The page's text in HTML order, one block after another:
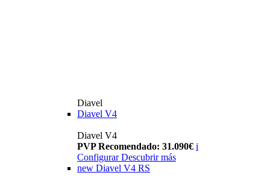
Diavel
Diavel V4
Diavel V4
PVP Recomendado: 31.090€ i
Configurar Descubrir más
new Diavel V4 RS